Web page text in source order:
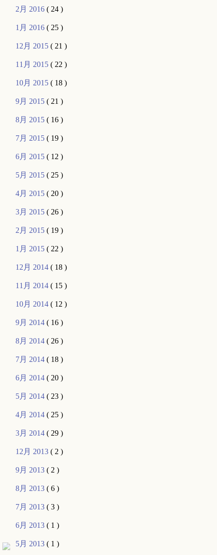
2月 2016( 24 )
1月 2016( 25 )
12月 2015( 21 )
11月 2015( 22 )
10月 2015( 18 )
9月 2015( 21 )
8月 2015( 16 )
7月 2015( 19 )
6月 2015( 12 )
5月 2015( 25 )
4月 2015( 20 )
3月 2015( 26 )
2月 2015( 19 )
1月 2015( 22 )
12月 2014( 18 )
11月 2014( 15 )
10月 2014( 12 )
9月 2014( 16 )
8月 2014( 26 )
7月 2014( 18 )
6月 2014( 20 )
5月 2014( 23 )
4月 2014( 25 )
3月 2014( 29 )
12月 2013( 2 )
9月 2013( 2 )
8月 2013( 6 )
7月 2013( 3 )
6月 2013( 1 )
5月 2013( 1 )